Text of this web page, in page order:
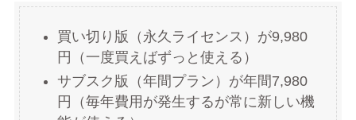
買い切り版（永久ライセンス）が9,980
円（一度買えばずっと使える）
サブスク版（年間プラン）が年間7,980
円（毎年費用が発生するが常に新しい機